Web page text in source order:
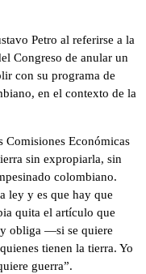
Petro al referirse a la
Congreso de anular un
con su programa de
en el contexto de la
Comisiones Económicas
sin expropiarla, sin
colombiano.
ley y es que hay que
quita el artículo que
obliga —si se quiere
tienen la tierra. Yo
guerra”.